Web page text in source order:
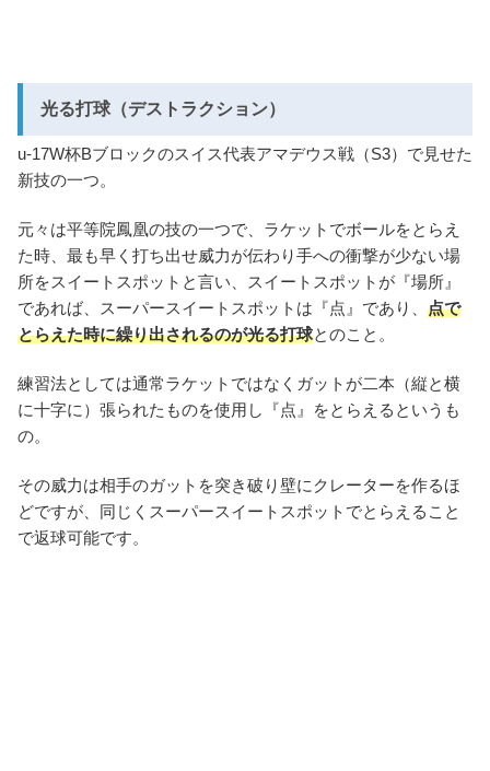
光る打球（デストラクション）
u-17W杯Bブロックのスイス代表アマデウス戦（S3）で見せた
新技の一つ。
元々は平等院鳳凰の技の一つで、ラケットでボールをとらえ
た時、最も早く打ち出せ威力が伝わり手への衝撃が少ない場
所をスイートスポットと言い、スイートスポットが『場所』
であれば、スーパースイートスポットは『点』であり、 点で
とらえた時に繰り出されるのが光る打球とのこと。
練習法としては通常ラケットではなくガットが二本（縦と横
に十字に）張られたものを使用し『点』をとらえるというも
の。
その威力は相手のガットを突き破り壁にクレーターを作るほ
どですが、同じくスーパースイートスポットでとらえること
で返球可能です。